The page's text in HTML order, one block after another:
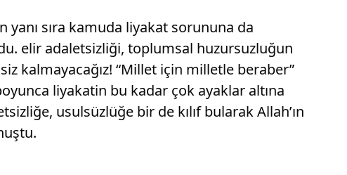
yanı sıra kamuda liyakat sorununa da
elir adaletsizliği, toplumsal huzursuzluğun
kalmayacağız! “Millet için milletle beraber”
liyakatin bu kadar çok ayaklar altına
usulsüzlüğe bir de kılıf bularak Allah’ın